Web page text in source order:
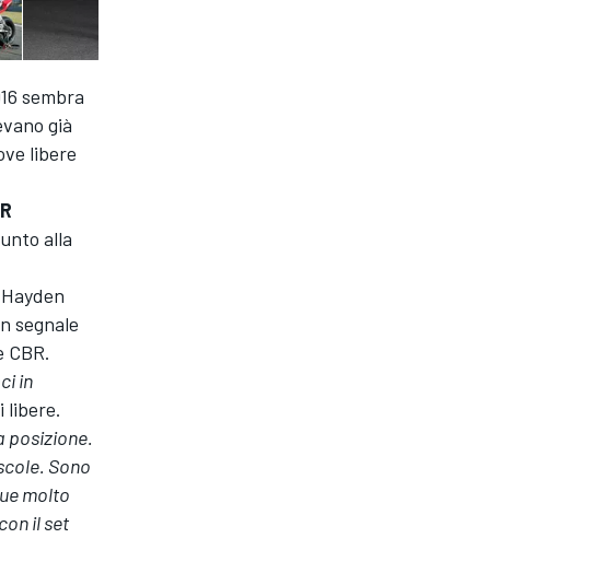
sembra
già
libere
alla
segnale
in
libere.
posizione.
Sono
molto
il set